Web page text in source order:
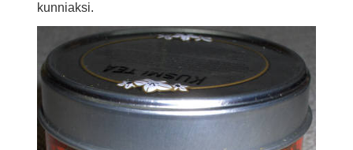
kunniaksi.